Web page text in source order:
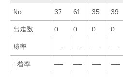
No. 37 61 35 39
出走数 0 0 0 0
勝率 —- —- —- —-
1着率 —- —- —- —-